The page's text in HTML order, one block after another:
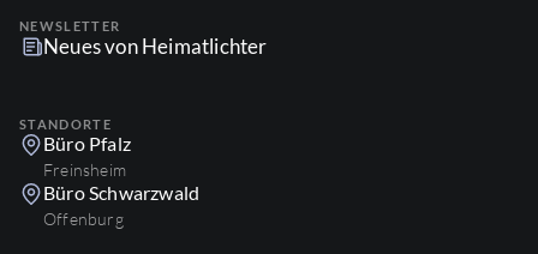
NEWSLETTER
Neues von Heimatlichter
STANDORTE
Büro Pfalz
Freinsheim
Büro Schwarzwald
Offenburg